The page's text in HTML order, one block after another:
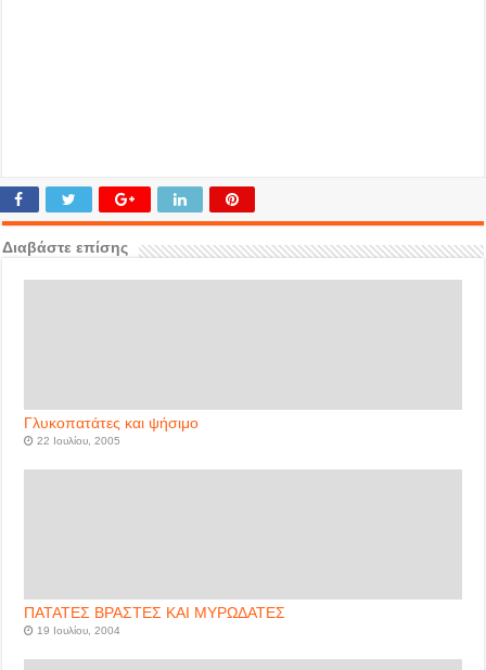
Διαβάστε επίσης
Γλυκοπατάτες και ψήσιμο
22 Ιουλίου, 2005
ΠΑΤΑΤΕΣ ΒΡΑΣΤΕΣ ΚΑΙ ΜΥΡΩΔΑΤΕΣ
19 Ιουλίου, 2004